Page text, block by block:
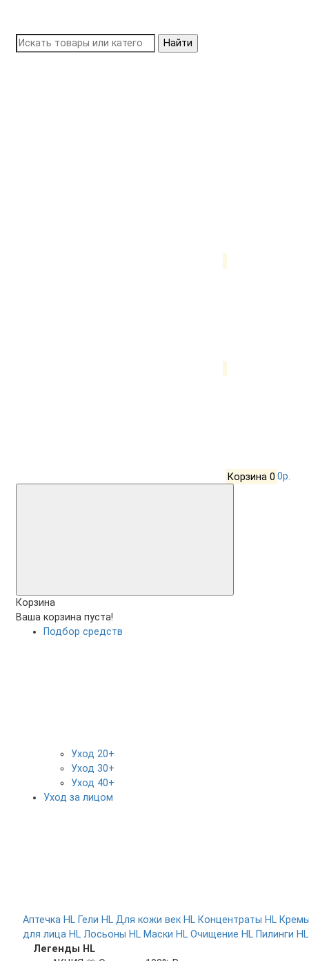
Найти
Корзина 0 0р.
Корзина
Ваша корзина пуста!
Подбор средств
Уход 20+
Уход 30+
Уход 40+
Уход за лицом
Аптечка HL Гели HL Для кожи век HL Концентраты HL
для лица HL Лосьоны HL Маски HL Очищение HL Пилинги HL
Легенды HL